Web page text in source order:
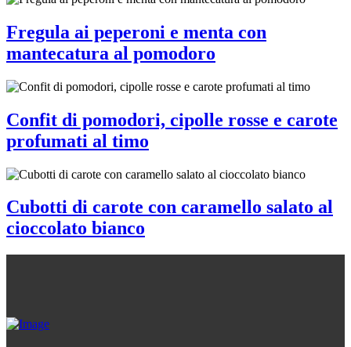
Fregula ai peperoni e menta con
mantecatura al pomodoro
Confit di pomodori, cipolle rosse e carote
profumati al timo
Cubotti di carote con caramello salato al
cioccolato bianco